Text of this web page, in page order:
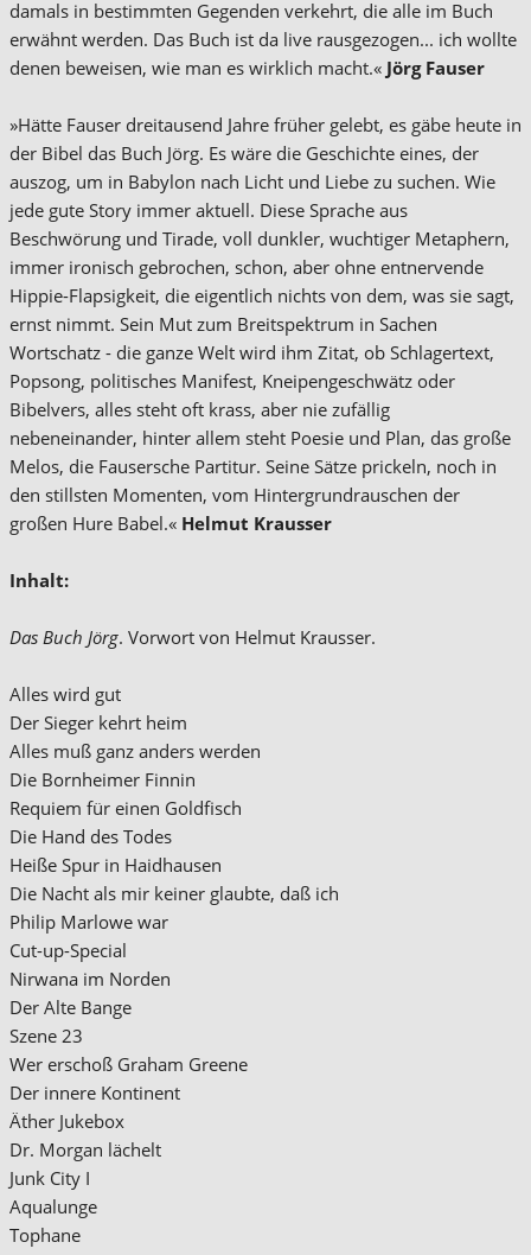
damals in bestimmten Gegenden verkehrt, die alle im Buch
erwähnt werden. Das Buch ist da live rausgezogen... ich wollte
denen beweisen, wie man es wirklich macht.« Jörg Fauser
»Hätte Fauser dreitausend Jahre früher gelebt, es gäbe heute in
der Bibel das Buch Jörg. Es wäre die Geschichte eines, der
auszog, um in Babylon nach Licht und Liebe zu suchen. Wie
jede gute Story immer aktuell. Diese Sprache aus
Beschwörung und Tirade, voll dunkler, wuchtiger Metaphern,
immer ironisch gebrochen, schon, aber ohne entnervende
Hippie-Flapsigkeit, die eigentlich nichts von dem, was sie sagt,
ernst nimmt. Sein Mut zum Breitspektrum in Sachen
Wortschatz - die ganze Welt wird ihm Zitat, ob Schlagertext,
Popsong, politisches Manifest, Kneipengeschwätz oder
Bibelvers, alles steht oft krass, aber nie zufällig
nebeneinander, hinter allem steht Poesie und Plan, das große
Melos, die Fausersche Partitur. Seine Sätze prickeln, noch in
den stillsten Momenten, vom Hintergrundrauschen der
großen Hure Babel.« Helmut Krausser
Inhalt:
Das Buch Jörg. Vorwort von Helmut Krausser.
Alles wird gut
Der Sieger kehrt heim
Alles muß ganz anders werden
Die Bornheimer Finnin
Requiem für einen Goldfisch
Die Hand des Todes
Heiße Spur in Haidhausen
Die Nacht als mir keiner glaubte, daß ich
Philip Marlowe war
Cut-up-Special
Nirwana im Norden
Der Alte Bange
Szene 23
Wer erschoß Graham Greene
Der innere Kontinent
Äther Jukebox
Dr. Morgan lächelt
Junk City I
Aqualunge
Tophane